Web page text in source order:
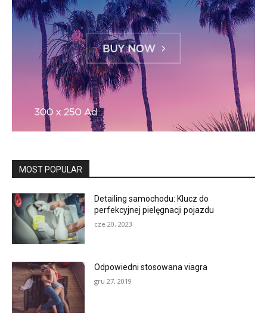
MOST POPULAR
Detailing samochodu: Klucz do
perfekcyjnej pielęgnacji pojazdu
cze 20, 2023
Odpowiedni stosowana viagra
gru 27, 2019